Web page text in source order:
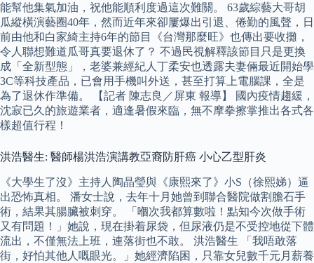
能幫他集氣加油，祝他能順利度過這次難關。 63歲綜藝大哥胡
瓜縱橫演藝圈40年，然而近年來卻屢爆出引退、倦勤的風聲，日
前由他和白家綺主持6年的節目《台灣那麼旺》也傳出要收攤，
令人聯想難道瓜哥真要退休了？ 不過民視解釋該節目只是更換
成「全新型態」，老婆兼經紀人丁柔安也透露夫妻倆最近開始學
3C等科技產品，已會用手機叫外送，甚至打算上電腦課，全是
為了退休作準備。 【記者 陳志良／屏東 報導】 國內疫情趨緩，
沈寂已久的旅遊業者，適逢暑假來臨，無不摩拳擦掌推出各式各
樣超值行程！
洪浩醫生: 醫師楊洪浩演講教亞裔防肝癌 小心乙型肝炎
《大學生了沒》主持人陶晶瑩與《康熙來了》小S（徐熙娣）逼
出恐怖真相。 潘女士說，去年十月她曾到聯合醫院做割膽石手
術，結果其腸臟被刺穿。 「嗰次我都算數啦！點知今次做手術
又有問題！」她說，現在掛着尿袋，但尿液仍是不受控地從下體
流出，不僅無法上班，連落街也不敢。 洪浩醫生 「我唔敢落
街，好怕其他人嘅眼光。」她經濟陷困，只靠女兒數千元月薪養